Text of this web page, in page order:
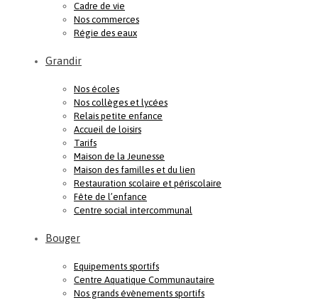
Cadre de vie
Nos commerces
Régie des eaux
Grandir
Nos écoles
Nos collèges et lycées
Relais petite enfance
Accueil de loisirs
Tarifs
Maison de la Jeunesse
Maison des familles et du lien
Restauration scolaire et périscolaire
Fête de l’enfance
Centre social intercommunal
Bouger
Equipements sportifs
Centre Aquatique Communautaire
Nos grands évènements sportifs